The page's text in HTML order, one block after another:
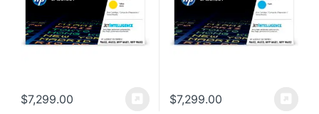
$7,299.00 $7,299.00